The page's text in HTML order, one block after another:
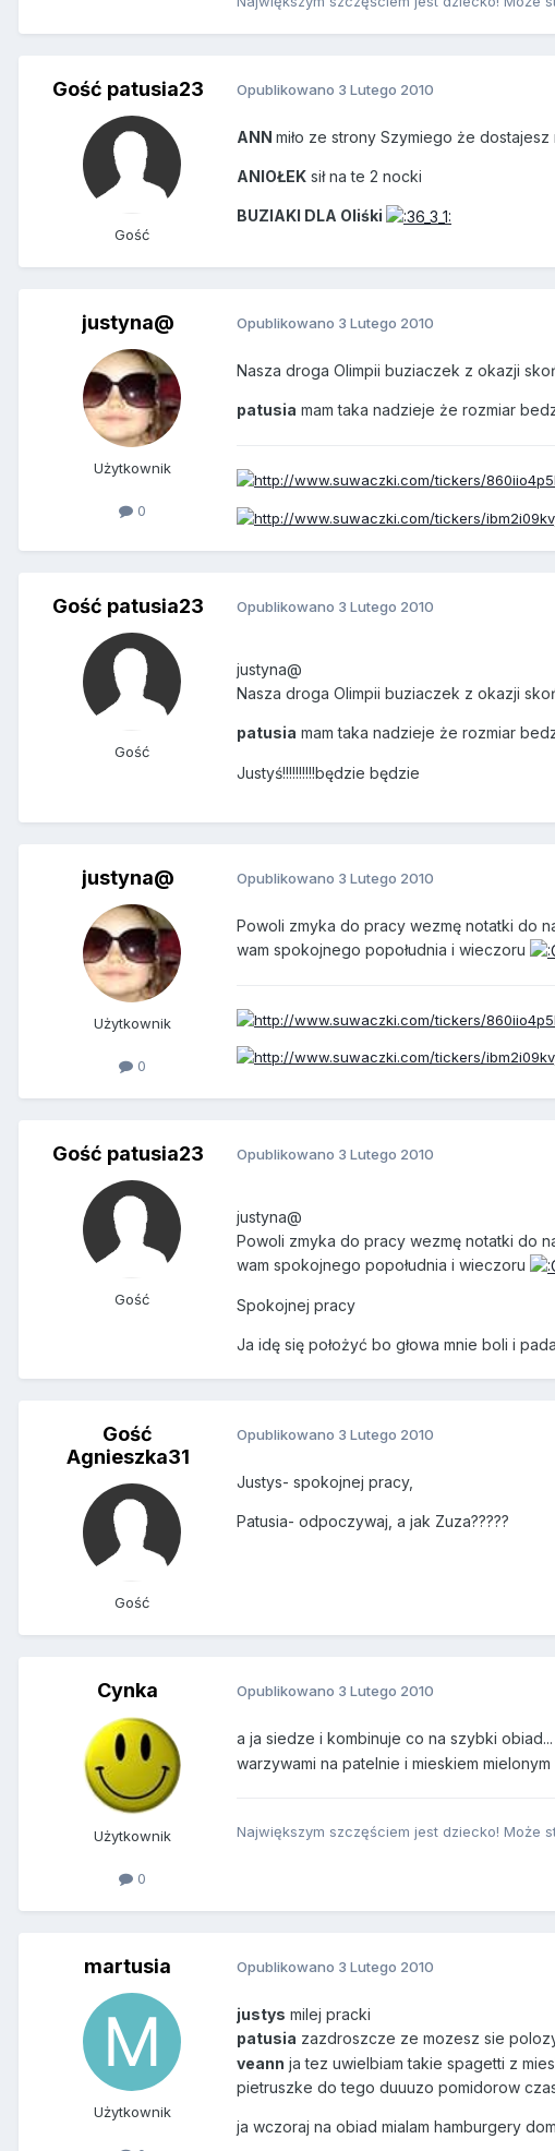
Gość patusia23
Gość
Opublikowano 3 Lutego 2010
ANN miło ze strony Szymiego że dostajesz
ANIOŁEK sił na te 2 nocki
BUZIAKI DLA Oliśki
justyna@
Użytkownik
0
Opublikowano 3 Lutego 2010
Nasza droga Olimpii buziaczek z okazji
patusia mam taka nadzieje że rozmiar
Gość patusia23
Gość
Opublikowano 3 Lutego 2010
justyna@
Nasza droga Olimpii buziaczek z okazji
patusia mam taka nadzieje że rozmiar
Justyś!!!!!!!!!!będzie będzie
justyna@
Użytkownik
0
Opublikowano 3 Lutego 2010
Powoli zmyka do pracy wezmę notatki do
wam spokojnego popołudnia i wieczoru
Gość patusia23
Gość
Opublikowano 3 Lutego 2010
justyna@
Powoli zmyka do pracy wezmę notatki do
wam spokojnego popołudnia i wieczoru
Spokojnej pracy
Ja idę się położyć bo głowa mnie boli i
Gość
Agnieszka31
Gość
Opublikowano 3 Lutego 2010
Justys- spokojnej pracy,
Patusia- odpoczywaj, a jak Zuza?????
Cynka
Użytkownik
0
Opublikowano 3 Lutego 2010
a ja siedze i kombinuje co na szybki obiad...
warzywami na patelnie i mieskiem
Największym szczęściem jest dziecko! Może
martusia
Użytkownik
Opublikowano 3 Lutego 2010
justys milej pracki
patusia zazdroszcze ze mozesz sie
veann ja tez uwielbiam takie spagetti z
pietruszke do tego duuuzo pomidorow
ja wczoraj na obiad mialam hamburgery